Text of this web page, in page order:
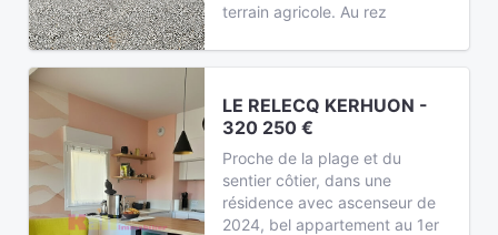
terrain agricole. Au rez
LE RELECQ KERHUON -
320 250 €
Proche de la plage et du
sentier côtier, dans une
résidence avec ascenseur de
2024, bel appartement au 1er